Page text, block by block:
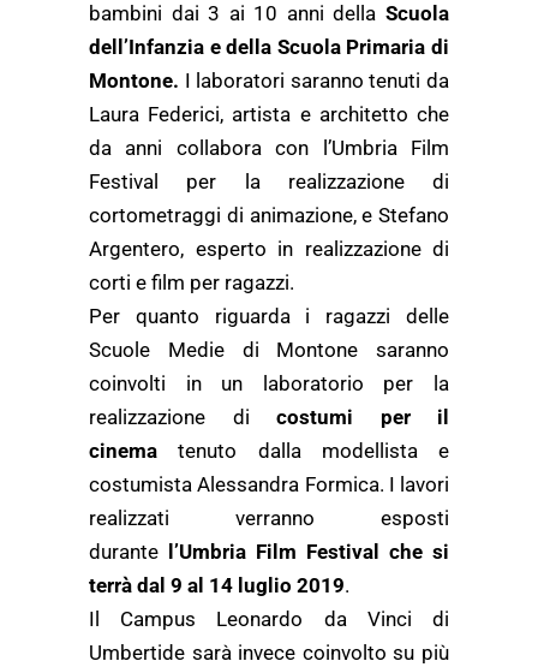
bambini dai 3 ai 10 anni della Scuola
dell’Infanzia e della Scuola Primaria di
Montone. I laboratori saranno tenuti da
Laura Federici, artista e architetto che
da anni collabora con l’Umbria Film
Festival per la realizzazione di
cortometraggi di animazione, e Stefano
Argentero, esperto in realizzazione di
corti e film per ragazzi.
Per quanto riguarda i ragazzi delle
Scuole Medie di Montone saranno
coinvolti in un laboratorio per la
realizzazione di costumi per il
cinema tenuto dalla modellista e
costumista Alessandra Formica. I lavori
realizzati verranno esposti
durante
l’Umbria Film Festival che si
terrà dal 9 al 14 luglio 2019.
Il Campus Leonardo da Vinci di
Umbertide sarà invece coinvolto su più